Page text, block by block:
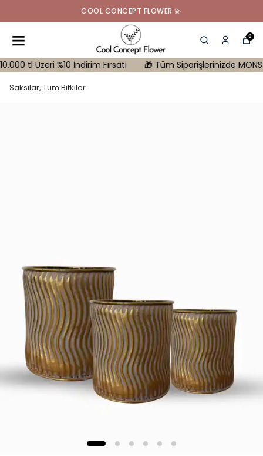
COOL CONCEPT FLOWER 💫
0
Üzeri %10 İndirim Fırsatı 🎁 Tüm Siparişlerinizde MONSTERA
Saksılar, Tüm Bitkiler